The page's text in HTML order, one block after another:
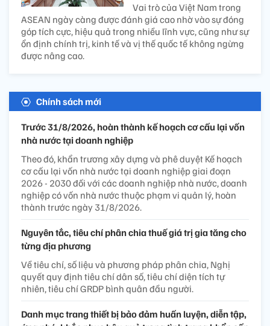
Vai trò của Việt Nam trong
ASEAN ngày càng được đánh giá cao nhờ vào sự đóng
góp tích cực, hiệu quả trong nhiều lĩnh vực, cũng như sự
ổn định chính trị, kinh tế và vị thế quốc tế không ngừng
được nâng cao.
Chính sách mới
Trước 31/8/2026, hoàn thành kế hoạch cơ cấu lại vốn
nhà nước tại doanh nghiệp
Theo đó, khẩn trương xây dựng và phê duyệt Kế hoạch
cơ cấu lại vốn nhà nước tại doanh nghiệp giai đoạn
2026 - 2030 đối với các doanh nghiệp nhà nước, doanh
nghiệp có vốn nhà nước thuộc phạm vi quản lý, hoàn
thành trước ngày 31/8/2026.
Nguyên tắc, tiêu chí phân chia thuế giá trị gia tăng cho
từng địa phương
Về tiêu chí, số liệu và phương pháp phân chia, Nghị
quyết quy định tiêu chí dân số, tiêu chí diện tích tự
nhiên, tiêu chí GRDP bình quân đầu người.
Danh mục trang thiết bị bảo đảm huấn luyện, diễn tập,